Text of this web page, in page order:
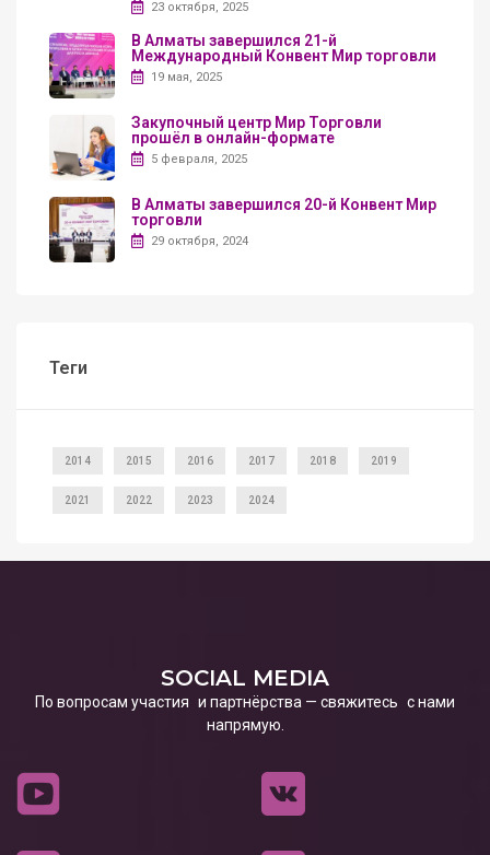
23 октября, 2025
В Алматы завершился 21-й
Международный Конвент Мир торговли
19 мая, 2025
Закупочный центр Мир Торговли
прошёл в онлайн-формате
5 февраля, 2025
В Алматы завершился 20-й Конвент Мир
торговли
29 октября, 2024
Теги
2014 2015 2016 2017 2018 2019
2021 2022 2023 2024
SOCIAL MEDIA
По вопросам участия и партнёрства — свяжитесь с нами
напрямую.